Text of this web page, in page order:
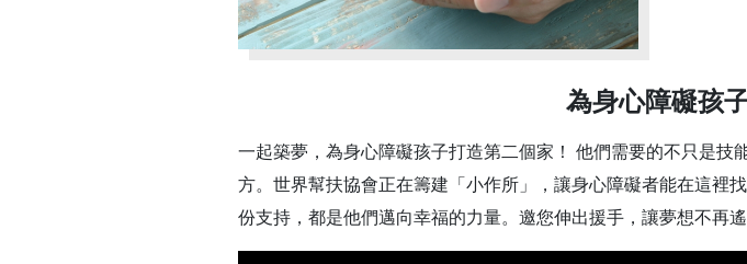
為身心障礙孩
一起築夢，為身心障礙孩子打造第二個家！ 他們需要的不只是
方。世界幫扶協會正在籌建「小作所」，讓身心障礙者能在這裡
份支持，都是他們邁向幸福的力量。邀您伸出援手，讓夢想不再遙